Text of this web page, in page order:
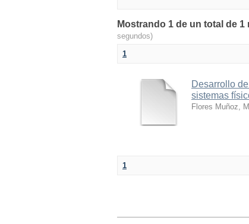
Mostrando 1 de un total de
segundos)
1
Desarrollo
sistemas
Flores Muñoz,
1